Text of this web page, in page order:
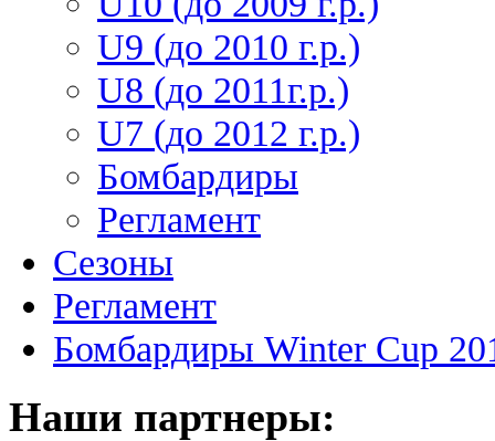
U9 (до 2010 г.р.)
U8 (до 2011г.р.)
U7 (до 2012 г.р.)
Бомбардиры
Регламент
Сезоны
Регламент
Бомбардиры Winter Cup
Наши партнеры: